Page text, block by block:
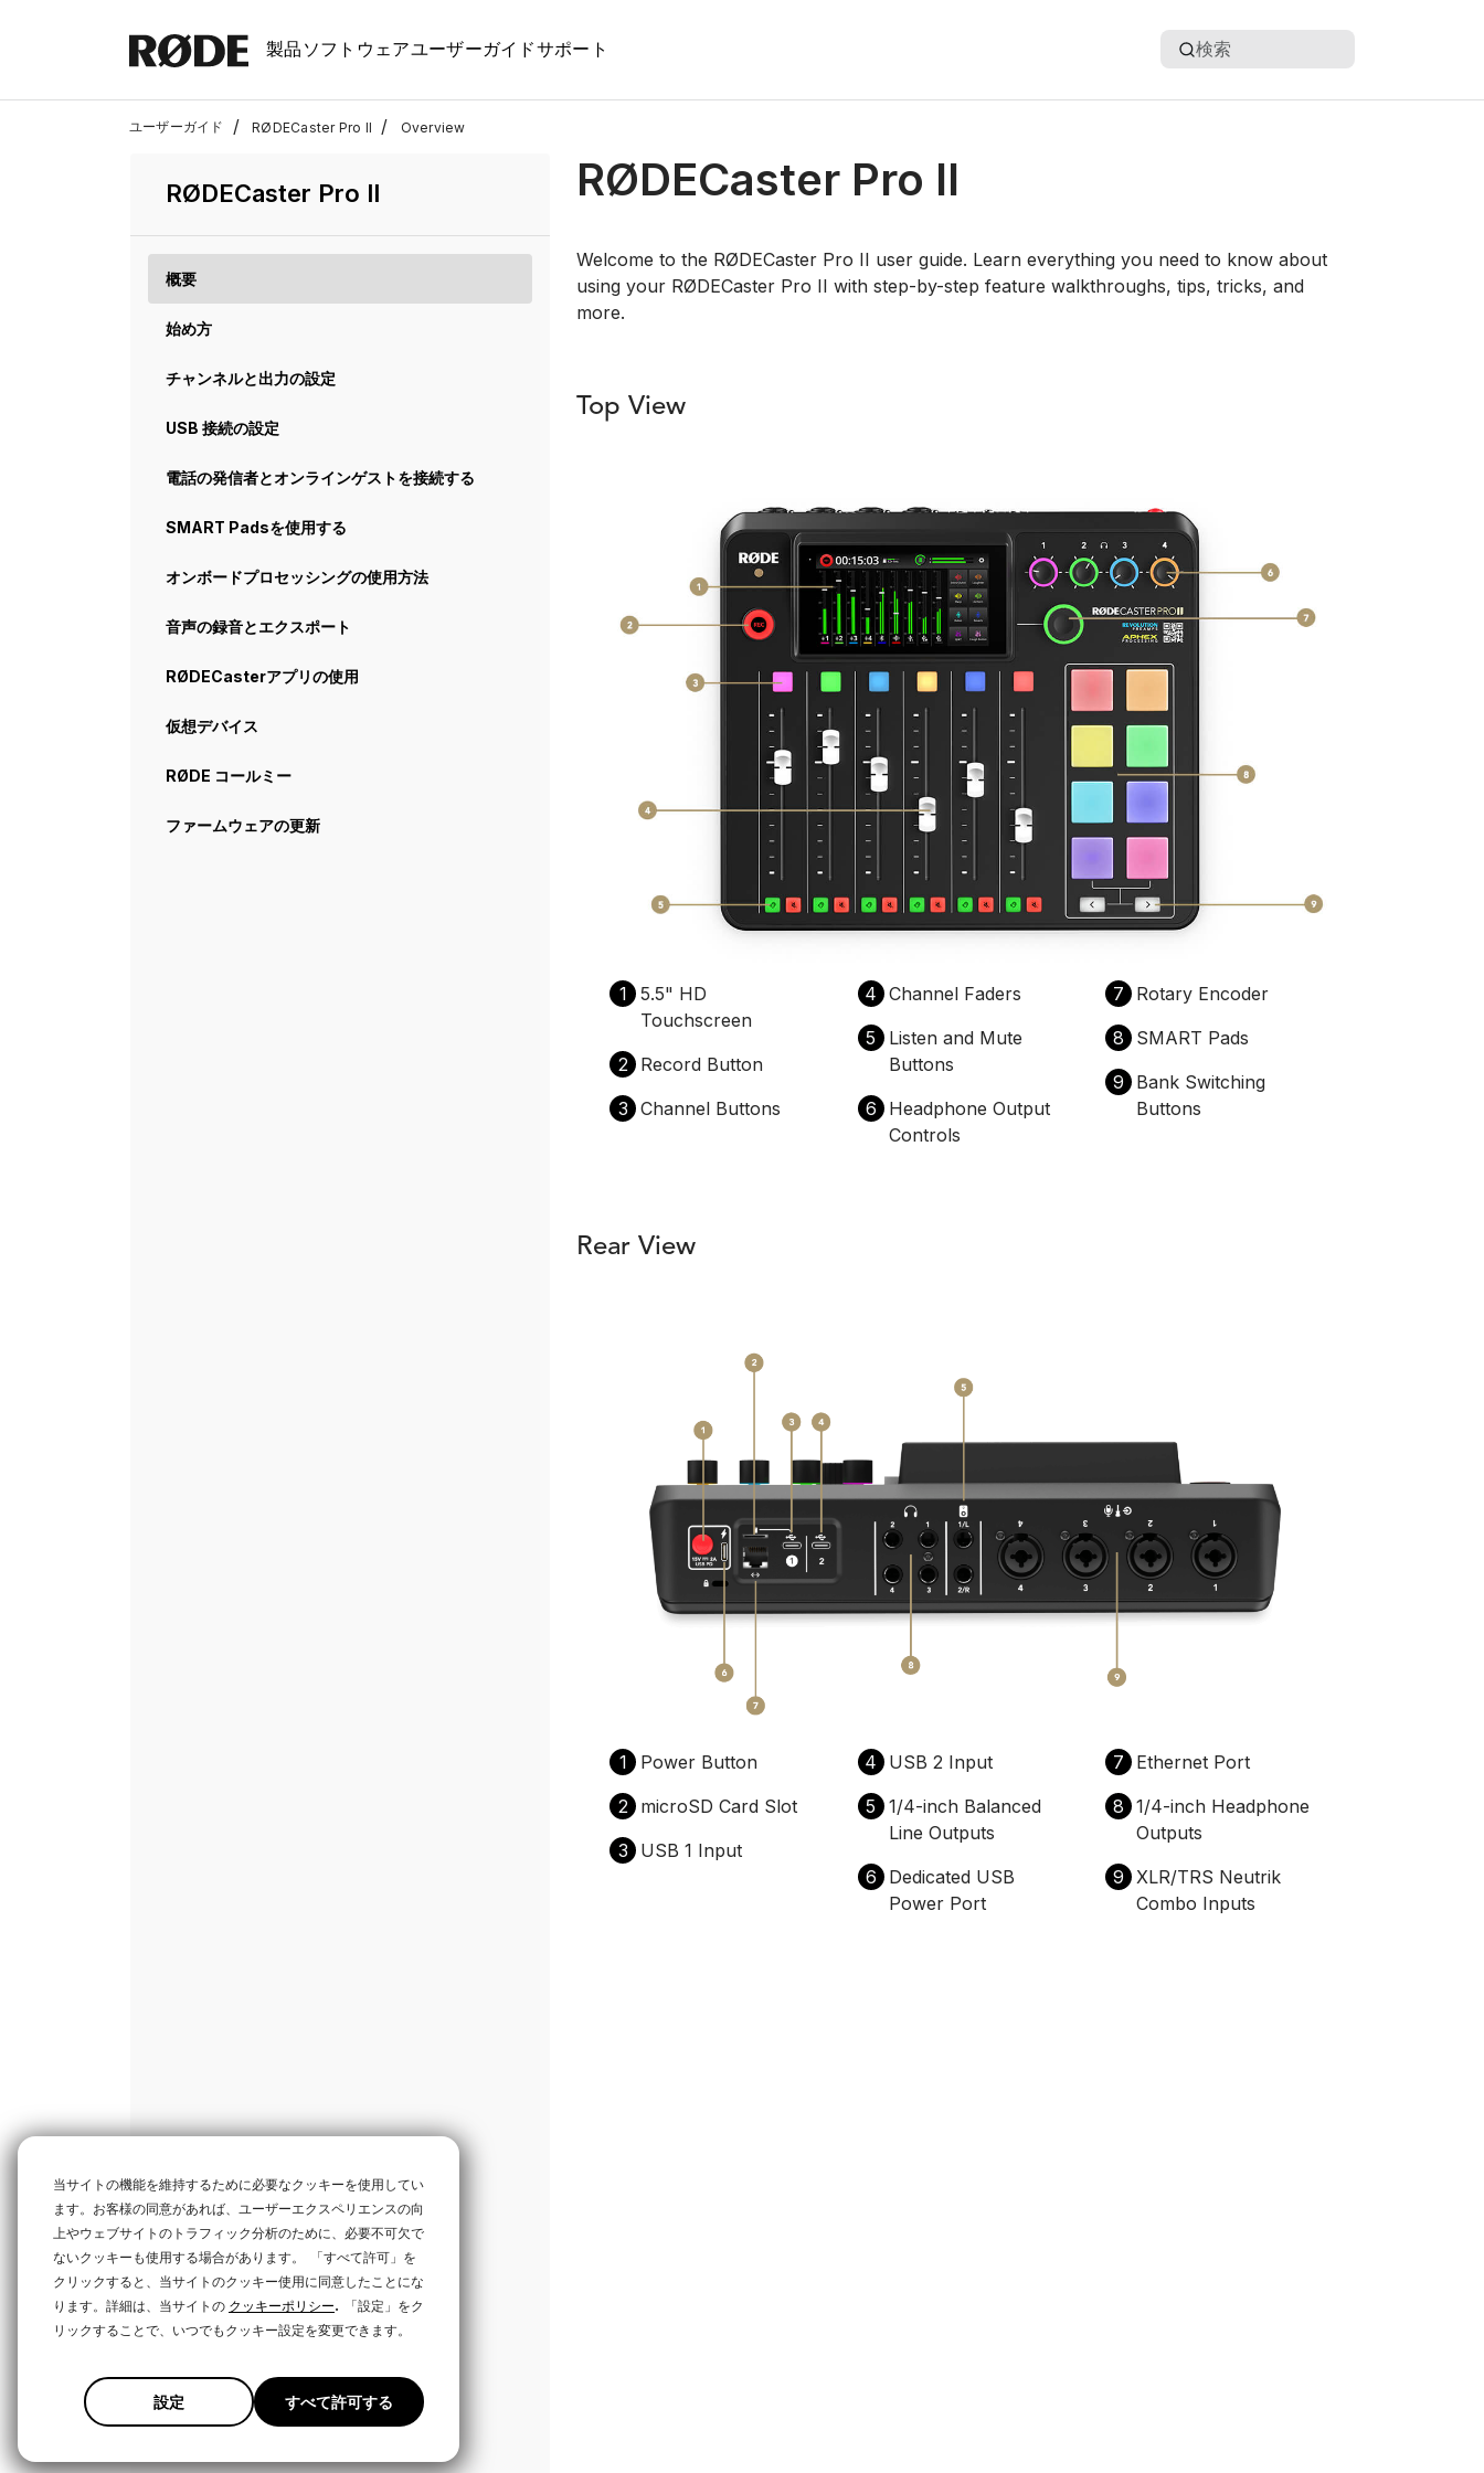
当サイトの機能を維持するために必要なクッキーを使用してい
ます。お客様の同意があれば、ユーザーエクスペリエンスの向
上やウェブサイトのトラフィック分析のために、必要不可欠で
ないクッキーも使用する場合があります。
「すべて許可」を
クリックすると、当サイトのクッキー使用に同意したことにな
ります。詳細は、当サイトの クッキーポリシー.
「設定」をク
リックすることで、いつでもクッキー設定を変更できます。
設定 すべて許可する
製品 ソフトウェアユーザーガイドサポート 検索
ユーザーガイド / RØDECaster Pro II / Overview
RØDECaster Pro II
概要
始め方
チャンネルと出力の設定
USB 接続の設定
電話の発信者とオンラインゲストを接続する
SMART Padsを使用する
オンボードプロセッシングの使用方法
音声の録音とエクスポート
RØDECasterアプリの使用
仮想デバイス
RØDE コールミー
ファームウェアの更新
RØDECaster Pro II
Welcome to the RØDECaster Pro II user guide. Learn everything you need to know about
using your RØDECaster Pro II with step-by-step feature walkthroughs, tips, tricks, and
more.
Top View
1
5.5" HD
Touchscreen
2
Record Button
3 Channel Buttons
4 Channel Faders
5
Listen and Mute
Buttons
6
Headphone Output
Controls
7
Rotary Encoder
8
SMART Pads
9
Bank Switching
Buttons
Rear View
1
Power Button
2
microSD Card Slot
3
USB 1 Input
4
USB 2 Input
5
1/4-inch Balanced
Line Outputs
6
Dedicated USB
Power Port
7
Ethernet Port
8
1/4-inch Headphone
Outputs
9
XLR/TRS Neutrik
Combo Inputs